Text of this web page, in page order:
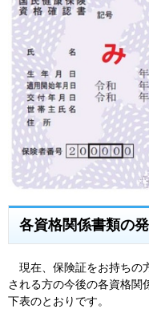
各資格関係書類の
現在、保険証をお持ちの
される方の今後の各資格関
下表のとおりです。